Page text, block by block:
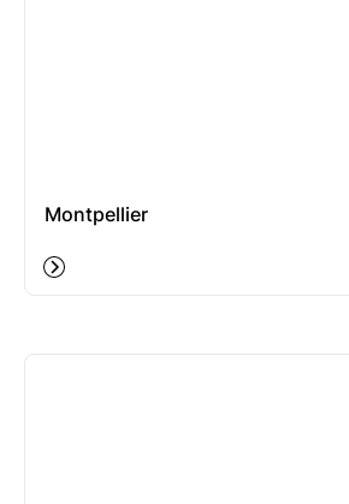
Montpellier